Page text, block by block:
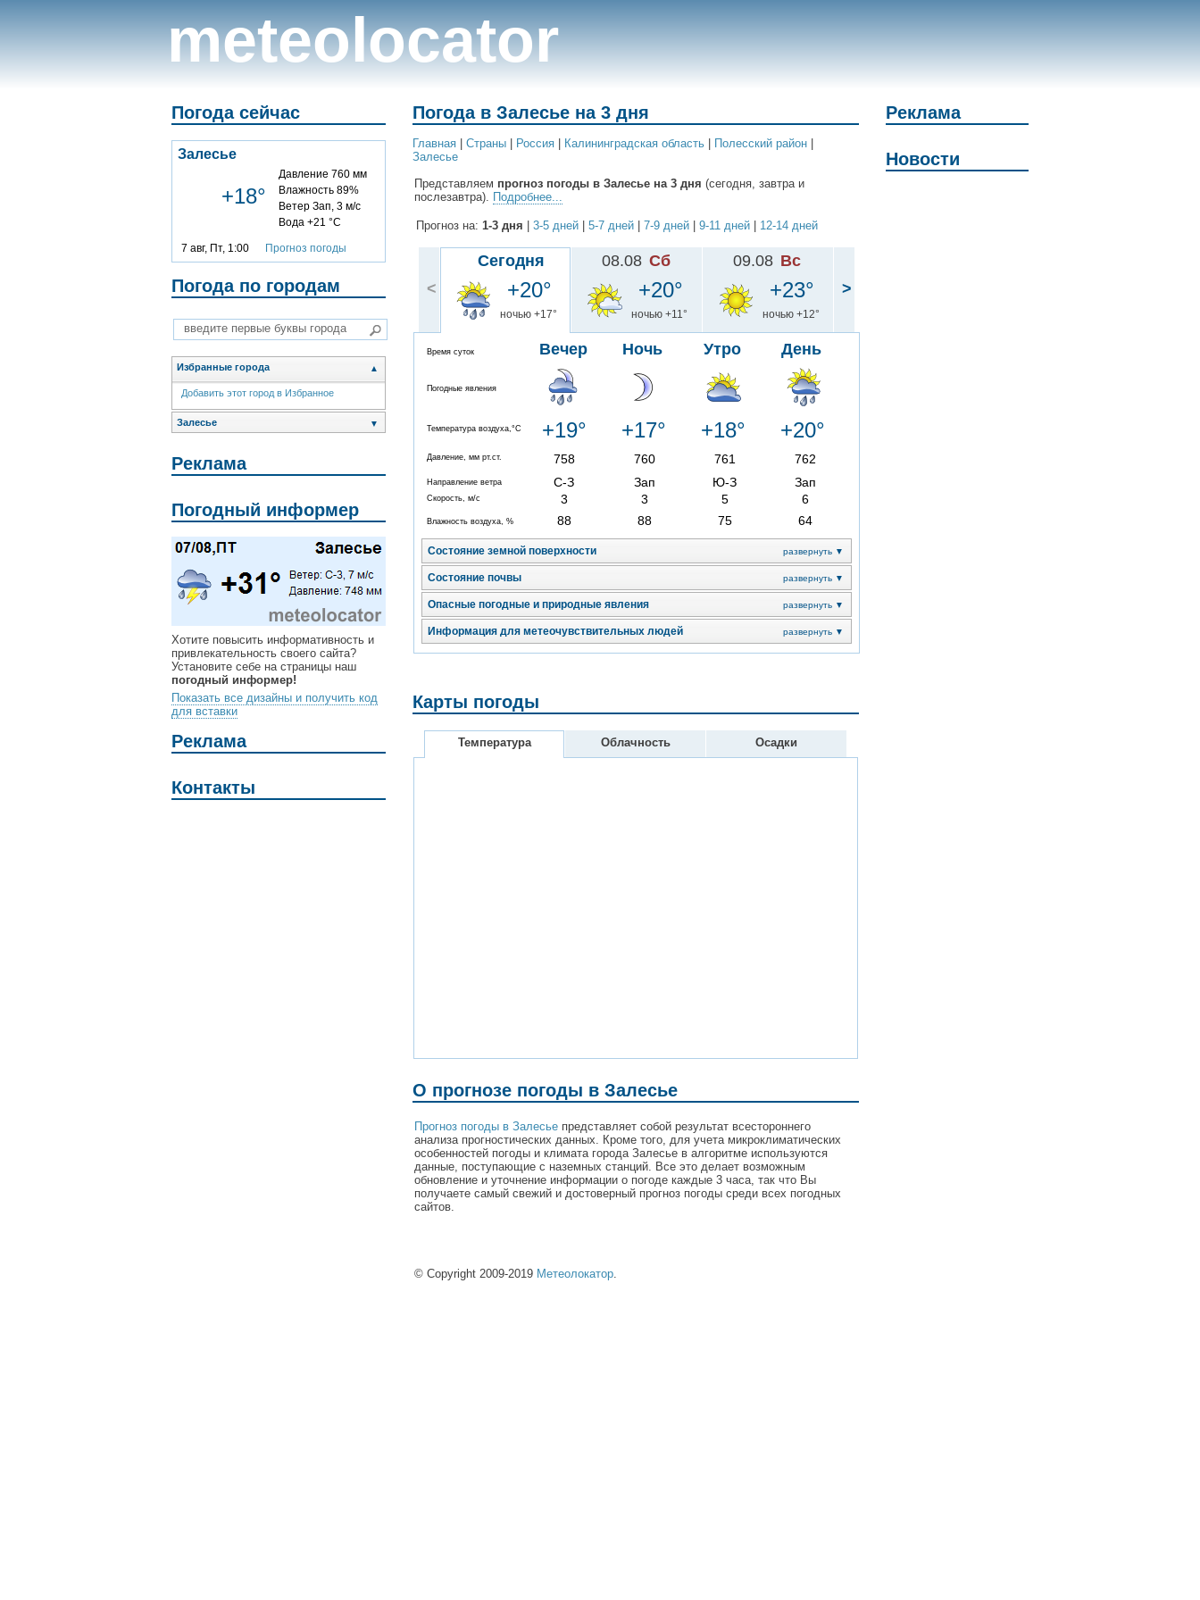
meteolocator
Погода сейчас
Залесье
+18°
Давление 760 мм
Влажность 89%
Ветер Зап, 3 м/с
Вода +21 °C
7 авг, Пт, 1:00 Прогноз погоды
Погода по городам
Избранные города ▲
Добавить этот город в Избранное
Залесье ▼
Реклама
Погодный информер
Хотите повысить информативность и
привлекательность своего сайта?
Установите себе на страницы наш
погодный информер!
Показать все дизайны и получить код
для вставки
Реклама
Контакты
Погода в Залесье на 3 дня
Главная Cтраны Россия Калининградская область Полесский район
Залесье
Представляем прогноз погоды в Залесье на 3 дня (сегодня, завтра и
послезавтра). Подробнее...
Прогноз на: 1-3 дня 3-5 дней 5-7 дней 7-9 дней 9-11 дней 12-14 дней
<
Сегодня
+20°
ночью +17°
Время суток Вечер Ночь Утро День
Погодные явления
Температура воздуха,°C +19° +17° +18° +20°
Давление, мм рт.ст. 758 760 761 762
Направление ветра С-З Зап Ю-З Зап
Скорость, м/с 3 3 5 6
Влажность воздуха, % 88 88 75 64
Состояние земной поверхности развернуть ▼
Состояние почвы развернуть ▼
Опасные погодные и природные явления развернуть ▼
Информация для метеочувствительных людей развернуть ▼
08.08 Сб
+20°
ночью +11°
09.08 Вс
+23°
ночью +12°
>
Карты погоды
Температура Облачность Осадки
О прогнозе погоды в Залесье
Прогноз погоды в Залесье представляет собой результат всестороннего
анализа прогностических данных. Кроме того, для учета микроклиматических
особенностей погоды и климата города Залесье в алгоритме используются
данные, поступающие с наземных станций. Все это делает возможным
обновление и уточнение информации о погоде каждые 3 часа, так что Вы
получаете самый свежий и достоверный прогноз погоды среди всех погодных
сайтов.
© Copyright 2009-2019 Метеолокатор
Реклама
Новости